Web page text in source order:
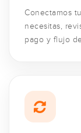
Conectamos
necesitas,
pago y flujo